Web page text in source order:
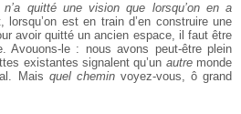
n’a quitté une vision que lorsqu’on en a
lorsqu’on est en train d’en construire une
avoir quitté un ancien espace, il faut être
Avouons-le : nous avons peut-être plein
existantes signalent qu’un autremonde
Mais quel cheminvoyez-vous, ô grand